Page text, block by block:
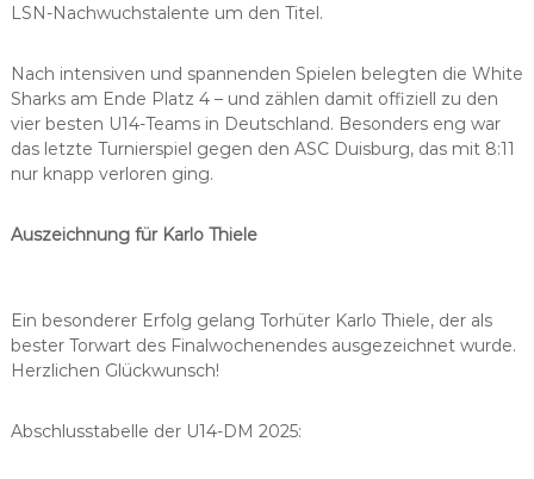
LSN-Nachwuchstalente um den Titel.
Nach intensiven und spannenden Spielen belegten die White
Sharks am Ende Platz 4 – und zählen damit offiziell zu den
vier besten U14-Teams in Deutschland. Besonders eng war
das letzte Turnierspiel gegen den ASC Duisburg, das mit 8:11
nur knapp verloren ging.
Auszeichnung für Karlo Thiele
Ein besonderer Erfolg gelang Torhüter Karlo Thiele, der als
bester Torwart des Finalwochenendes ausgezeichnet wurde.
Herzlichen Glückwunsch!
Abschlusstabelle der U14-DM 2025: